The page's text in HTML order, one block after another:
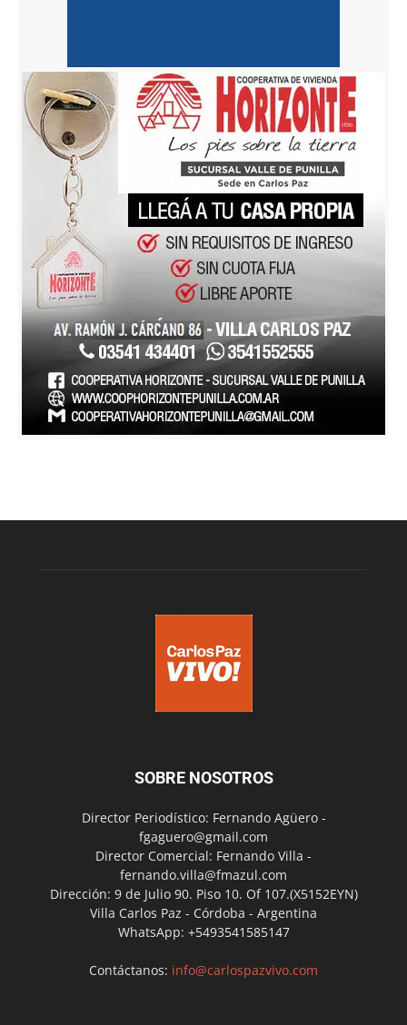
SOBRE NOSOTROS
Director Periodístico: Fernando Agüero -
fgaguero@gmail.com
Director Comercial: Fernando Villa -
fernando.villa@fmazul.com
Dirección: 9 de Julio 90. Piso 10. Of 107.(X5152EYN)
Villa Carlos Paz - Córdoba - Argentina
WhatsApp: +5493541585147
Contáctanos: info@carlospazvivo.com